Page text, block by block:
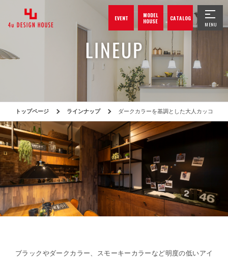
EVENT
MODEL
HOUSE
CATALOG
トップページ ラインナップ ダークカラーを基調とした大人カッコいい
ブラックやダークカラー、スモーキーカラーなど明度の低いアイ